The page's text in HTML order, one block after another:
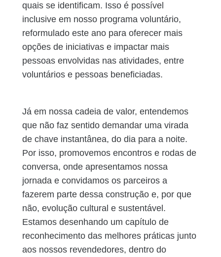
quais se identificam. Isso é possível
inclusive em nosso programa voluntário,
reformulado este ano para oferecer mais
opções de iniciativas e impactar mais
pessoas envolvidas nas atividades, entre
voluntários e pessoas beneficiadas.
Já em nossa cadeia de valor, entendemos
que não faz sentido demandar uma virada
de chave instantânea, do dia para a noite.
Por isso, promovemos encontros e rodas de
conversa, onde apresentamos nossa
jornada e convidamos os parceiros a
fazerem parte dessa construção e, por que
não, evolução cultural e sustentável.
Estamos desenhando um capítulo de
reconhecimento das melhores práticas junto
aos nossos revendedores, dentro do